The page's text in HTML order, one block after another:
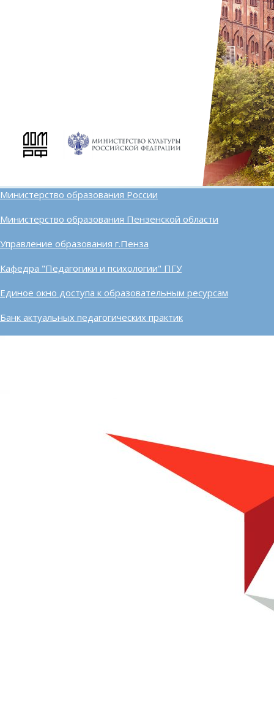
Министерство образования России
Министерство образования Пензенской области
Управление образования г.Пенза
Кафедра "Педагогики и психологии" ПГУ
Единое окно доступа к образовательным ресурсам
Банк актуальных педагогических практик